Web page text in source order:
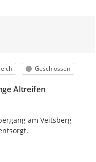
Status
Geschlossen
Altreifen
am Veitsberg